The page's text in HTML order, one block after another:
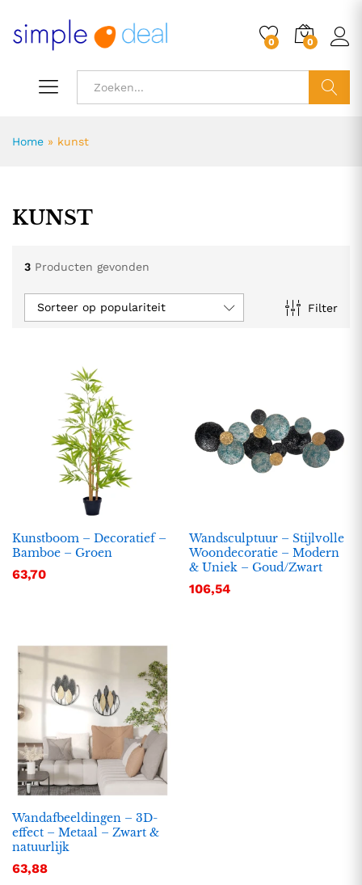
0 0
Home » kunst
KUNST
3 Producten gevonden
Filter
Sorteer op populariteit
Kunstboom – Decoratief –
Bamboe – Groen
63,70
Wandsculptuur – Stijlvolle
Woondecoratie – Modern
& Uniek – Goud/Zwart
106,54
Wandafbeeldingen – 3D-
effect – Metaal – Zwart &
natuurlijk
63,88